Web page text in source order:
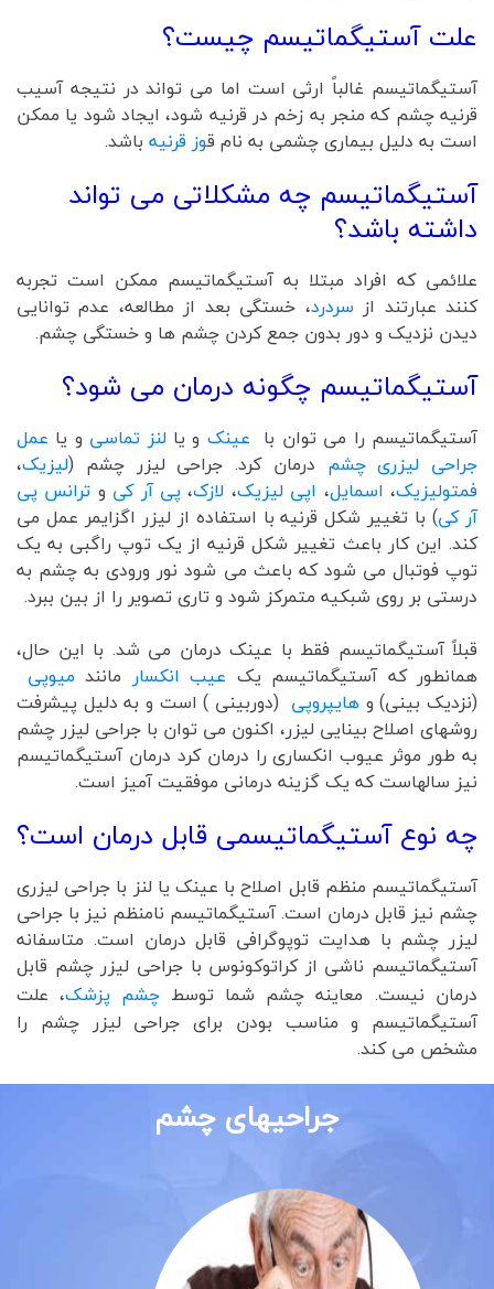
علت آستیگماتیسم چیست؟
آستیگماتیسم غالباً ارثی است اما می تواند در نتیجه آسیب
قرنیه چشم که منجر به زخم در قرنیه شود، ایجاد شود یا ممکن
است به دلیل بیماری چشمی به نام قوز قرنیه باشد.
آستیگماتیسم چه مشکلاتی می تواند
داشته باشد؟
علائمی که افراد مبتلا به آستیگماتیسم ممکن است تجربه
کنند عبارتند از سردرد، خستگی بعد از مطالعه، عدم توانایی
دیدن نزدیک و دور بدون جمع کردن چشم ها و خستگی چشم.
آستیگماتیسم چگونه درمان می شود؟
آستیگماتیسم را می توان با عینک و یا لنز تماسی و یا عمل
جراحی لیزری چشم درمان کرد. جراحی لیزر چشم (لیزیک،
فمتولیزیک، اسمایل، اپی لیزیک، لازک،پی آر کی و ترانس پی
آر کی) با تغییر شکل قرنیه با استفاده از لیزر اگزایمر عمل می
کند. این کار باعث تغییر شکل قرنیه از یک توپ راگبی به یک
توپ فوتبال می شود که باعث می شود نور ورودی به چشم به
درستی بر روی شبکیه متمرکز شود و تاری تصویر را از بین ببرد.
قبلاً آستیگماتیسم فقط با عینک درمان می شد. با این حال،
همانطور که آستیگماتیسم یک عيب انکسار مانند میوپی
(نزدیک بینی) و هایپروپی (دوربینی ) است و به دلیل پیشرفت
روشهای اصلاح بینایی لیزر، اکنون می توان با جراحی لیزر چشم
به طور موثر عیوب انکساری را درمان کرد درمان آستیگماتیسم
نیز سالهاست که یک گزینه درمانی موفقیت آمیز است.
چه نوع آستیگماتیسمی قابل درمان است؟
آستیگماتیسم منظم قابل اصلاح با عینک یا لنز با جراحی لیزری
چشم نیز قابل درمان است. آستیگماتیسم نامنظم نیز با جراحی
لیزر چشم با هدایت توپوگرافی قابل درمان است. متاسفانه
آستیگماتیسم ناشی از کراتوکونوس با جراحی لیزر چشم قابل
درمان نیست. معاینه چشم شما توسط چشم پزشک، علت
آستیگماتیسم و ​​مناسب بودن برای جراحی لیزر چشم را
مشخص می کند.
جراحیهای چشم